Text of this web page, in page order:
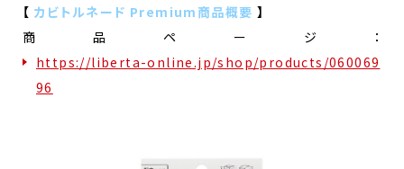
【 カビトルネード Premium商品概要 】
商品ページ：
https://liberta-online.jp/shop/products/060069
96